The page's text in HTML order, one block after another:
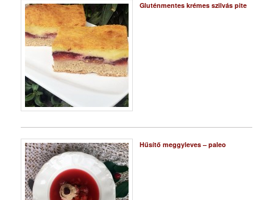
Gluténmentes krémes szilvás pite
Hűsítő meggyleves – paleo